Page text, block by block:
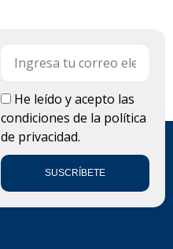
LOPDHe leído y acepto las
condiciones de la política
de privacidad.
SUSCRÍBETE